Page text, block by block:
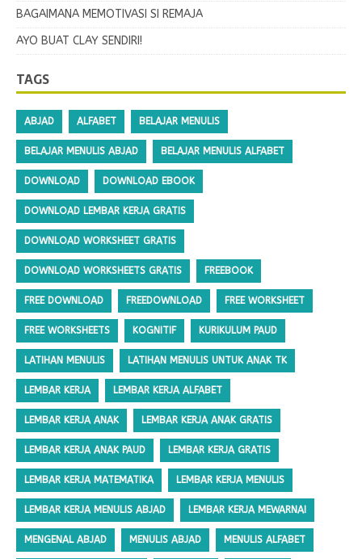
BAGAIMANA MEMOTIVASI SI REMAJA
AYO BUAT CLAY SENDIRI!
TAGS
ABJAD ALFABET BELAJAR MENULIS
BELAJAR MENULIS ABJAD BELAJAR MENULIS ALFABET
DOWNLOAD DOWNLOAD EBOOK
DOWNLOAD LEMBAR KERJA GRATIS
DOWNLOAD WORKSHEET GRATIS
DOWNLOAD WORKSHEETS GRATIS FREEBOOK
FREE DOWNLOAD FREEDOWNLOAD FREE WORKSHEET
FREE WORKSHEETS KOGNITIF KURIKULUM PAUD
LATIHAN MENULIS LATIHAN MENULIS UNTUK ANAK TK
LEMBAR KERJA LEMBAR KERJA ALFABET
LEMBAR KERJA ANAK LEMBAR KERJA ANAK GRATIS
LEMBAR KERJA ANAK PAUD LEMBAR KERJA GRATIS
LEMBAR KERJA MATEMATIKA LEMBAR KERJA MENULIS
LEMBAR KERJA MENULIS ABJAD LEMBAR KERJA MEWARNAI
MENGENAL ABJAD MENULIS ABJAD MENULIS ALFABET